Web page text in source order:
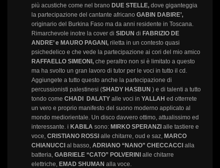
più acustiche come nel brano DUE STELLE, dove giganteggia
la partecipazione del cantante africano GABIN DABIRE’,
originario del Burkina Faso ma da anni residente in Toscana.
Rimarchevole inotre la cover di SIDUN di FABRIZIO DE
ANDRE’ e MAURO PAGANI, riletta in un contesto quasi
psichedelico e che vede la partecipazione ai cori del mio amico
RAFFAELLO SIMEONI, che peraltro non si è limitato a questo
ma ha svolto un gran lavoro di tutor per le voci in tutto il cd.
Aggiungete a tutto questo anche la partecipazione di
percussionisti palestinesi (SHADY HASBUN ) e di talenti a tutto
tondo come CHADI DALATYalle voci in YALLAH ed otterrete
un vero e proprio manifesto del suono moderno applicato al
mondo mediorientale. Un disco davvero ottimo, attualissimo ed
interessante. i KABILA sono: MIRKO SPERANZIalle tastiere e
voce, CRISTIANO ROSSIalle chitarre, oud e saz, MARCO
CHIANUCCIal basso, ADRIANO “NANO” CHECCACCIalla
batteria, GABRIELE “CATO” POLVERINIalle chitarre
elettriche, EMAD SHUMAN alla voce.